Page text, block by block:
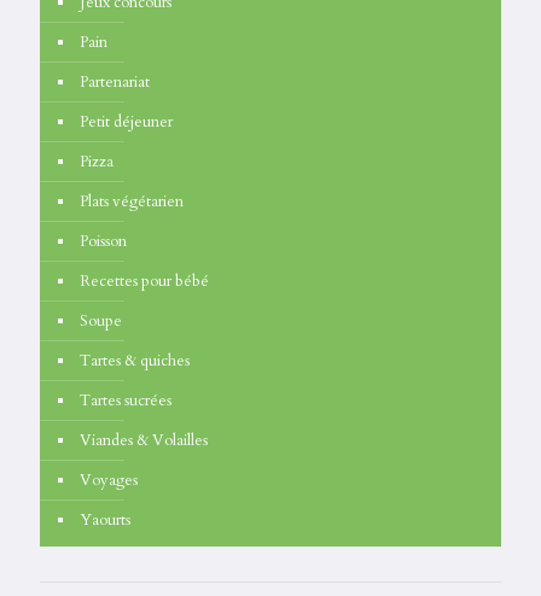
Pain
Partenariat
Petit déjeuner
Pizza
Plats végétarien
Poisson
Recettes pour bébé
Soupe
Tartes & quiches
Tartes sucrées
Viandes & Volailles
Voyages
Yaourts